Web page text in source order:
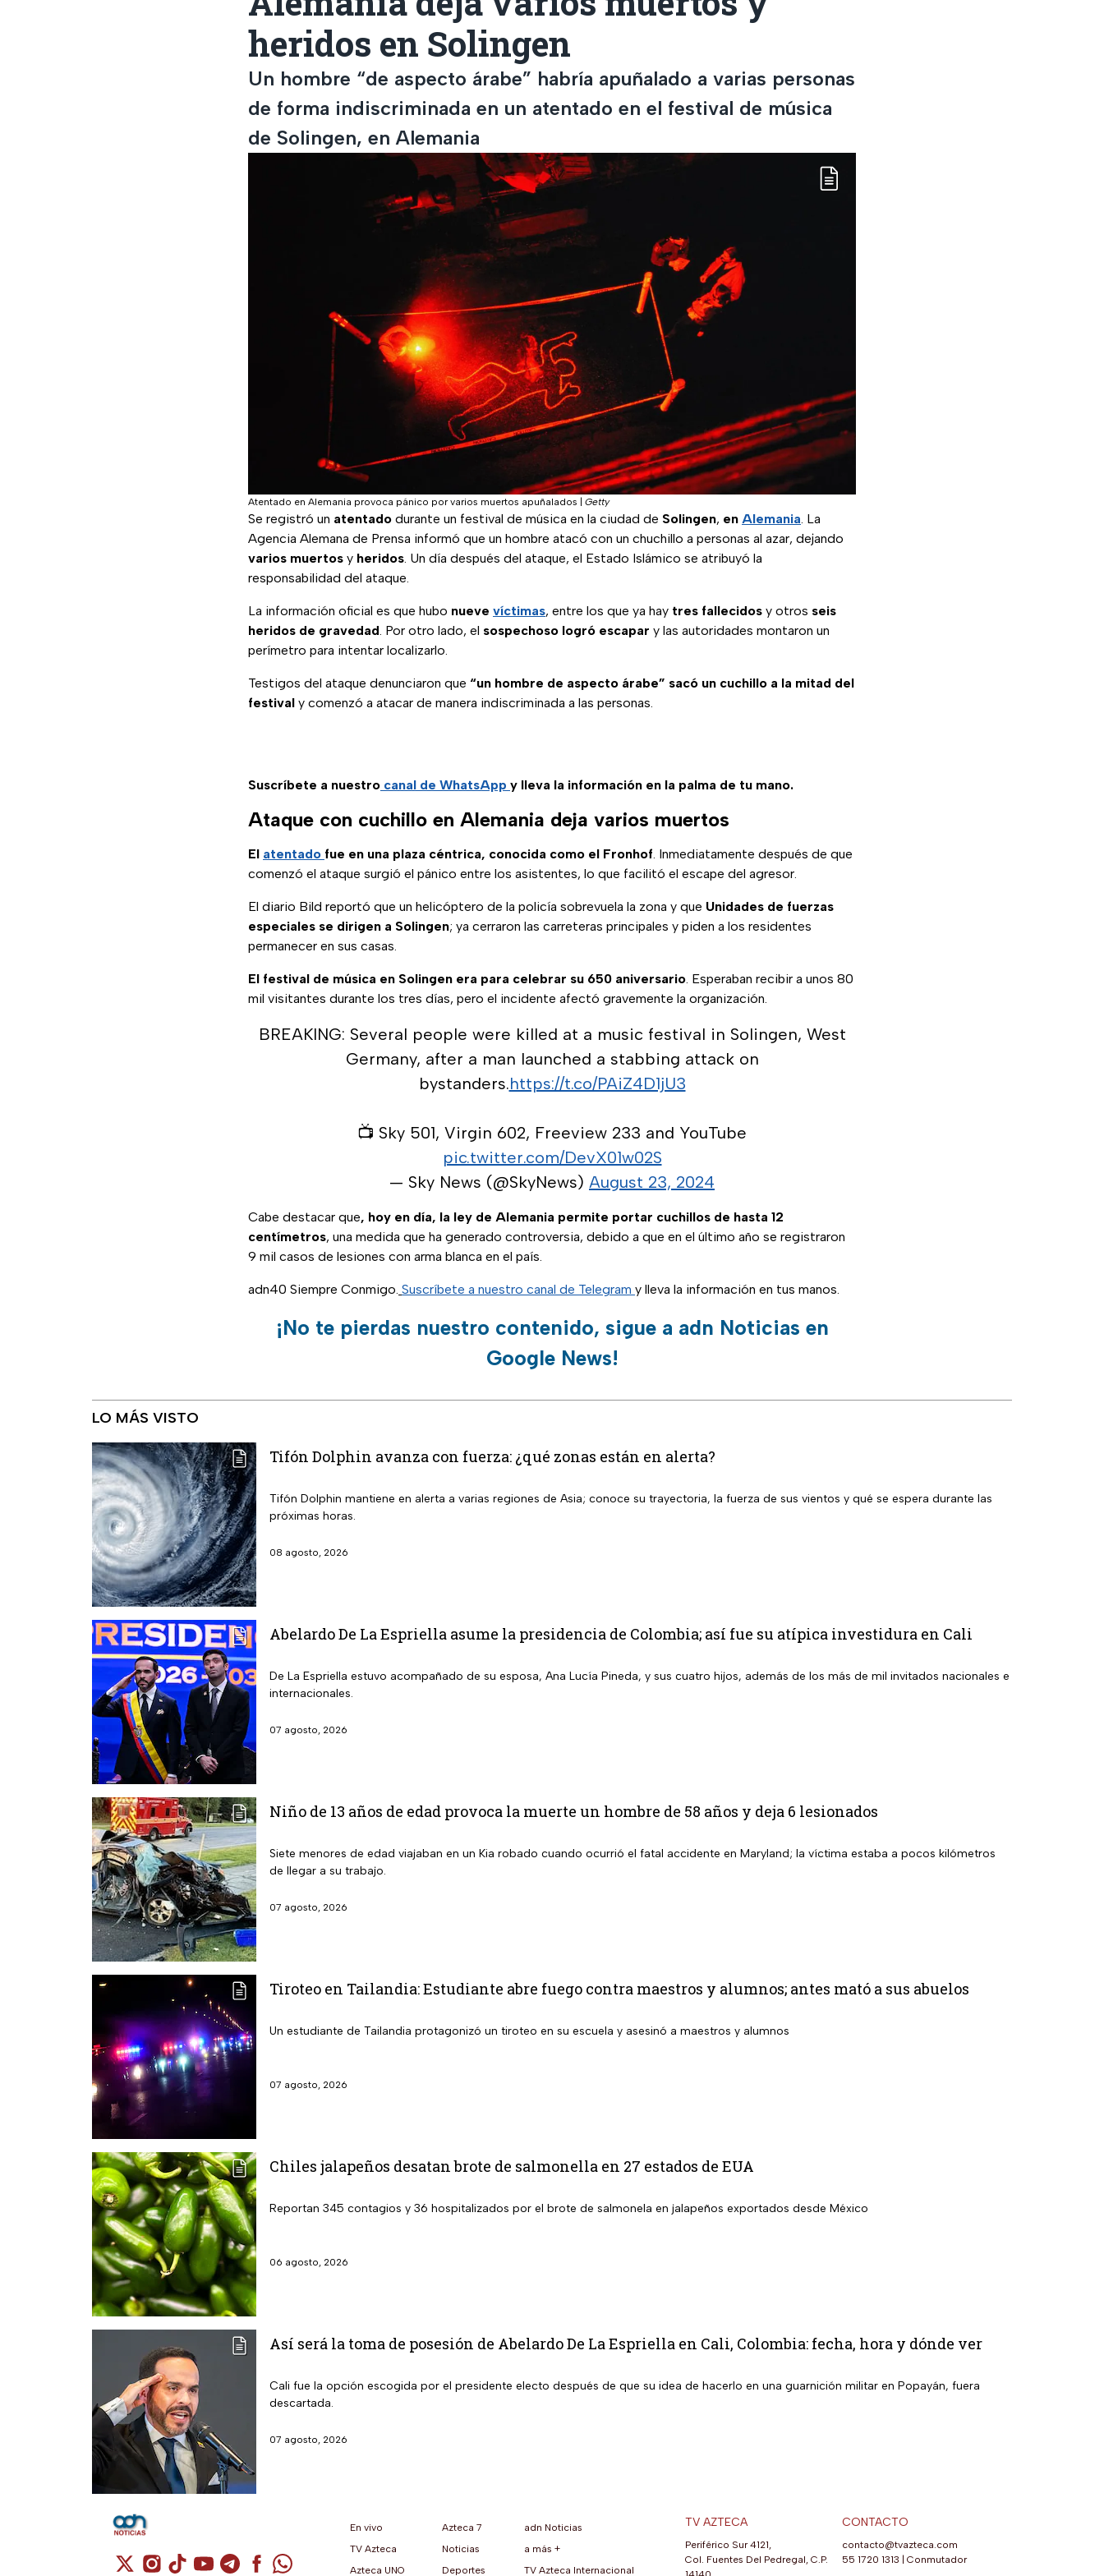
heridos en Solingen
Un hombre “de aspecto árabe” habría apuñalado a varias personas
de forma indiscriminada en un atentado en el festival de música
de Solingen, en Alemania
Atentado en Alemania provoca pánico por varios muertos apuñalados Getty
Se registró un atentado durante un festival de música en la ciudad de Solingen, en Alemania. La
Agencia Alemana de Prensa informó que un hombre atacó con un chuchillo a personas al azar, dejando
varios muertos y heridos. Un día después del ataque, el Estado Islámico se atribuyó la
responsabilidad del ataque.
La información oficial es que hubo nueve víctimas, entre los que ya hay tres fallecidos y otros seis
heridos de gravedad. Por otro lado, el sospechoso logró escapar y las autoridades montaron un
perímetro para intentar localizarlo.
Testigos del ataque denunciaron que “un hombre de aspecto árabe” sacó un cuchillo a la mitad del
festival y comenzó a atacar de manera indiscriminada a las personas.
Suscríbete a nuestro canal de WhatsApp y lleva la información en la palma de tu mano.
Ataque con cuchillo en Alemania deja varios muertos
El atentado fue en una plaza céntrica, conocida como el Fronhof. Inmediatamente después de que
comenzó el ataque surgió el pánico entre los asistentes, lo que facilitó el escape del agresor.
El diario Bild reportó que un helicóptero de la policía sobrevuela la zona y que Unidades de fuerzas
especiales se dirigen a Solingen; ya cerraron las carreteras principales y piden a los residentes
permanecer en sus casas.
El festival de música en Solingen era para celebrar su 650 aniversario. Esperaban recibir a unos 80
mil visitantes durante los tres días, pero el incidente afectó gravemente la organización.
BREAKING: Several people were killed at a music festival in Solingen, West
Germany, after a man launched a stabbing attack on
bystanders.https://t.co/PAiZ4D1jU3
📺 Sky 501, Virgin 602, Freeview 233 and YouTube
pic.twitter.com/DevX01w02S
— Sky News (@SkyNews) August 23, 2024
Cabe destacar que, hoy en día, la ley de Alemania permite portar cuchillos de hasta 12
centímetros, una medida que ha generado controversia, debido a que en el último año se registraron
9 mil casos de lesiones con arma blanca en el país.
adn40 Siempre Conmigo. Suscríbete a nuestro canal de Telegram y lleva la información en tus manos.
¡No te pierdas nuestro contenido, sigue a adn Noticias en
Google News!
LO MÁS VISTO
Tifón Dolphin avanza con fuerza: ¿qué zonas están en alerta?
Tifón Dolphin mantiene en alerta a varias regiones de Asia; conoce su trayectoria, la fuerza de sus vientos y qué se espera durante las
próximas horas.
08 agosto, 2026
Abelardo De La Espriella asume la presidencia de Colombia; así fue su atípica investidura en Cali
De La Espriella estuvo acompañado de su esposa, Ana Lucía Pineda, y sus cuatro hijos, además de los más de mil invitados nacionales e
internacionales.
07 agosto, 2026
Niño de 13 años de edad provoca la muerte un hombre de 58 años y deja 6 lesionados
Siete menores de edad viajaban en un Kia robado cuando ocurrió el fatal accidente en Maryland; la víctima estaba a pocos kilómetros
de llegar a su trabajo.
07 agosto, 2026
Tiroteo en Tailandia: Estudiante abre fuego contra maestros y alumnos; antes mató a sus abuelos
Un estudiante de Tailandia protagonizó un tiroteo en su escuela y asesinó a maestros y alumnos
07 agosto, 2026
Chiles jalapeños desatan brote de salmonella en 27 estados de EUA
Reportan 345 contagios y 36 hospitalizados por el brote de salmonela en jalapeños exportados desde México
06 agosto, 2026
Así será la toma de posesión de Abelardo De La Espriella en Cali, Colombia: fecha, hora y dónde ver
Cali fue la opción escogida por el presidente electo después de que su idea de hacerlo en una guarnición militar en Popayán, fuera
descartada.
07 agosto, 2026
Cuenta de X / Twitter (se abre en una nueva pestaña)
Cuenta de Instagram (se abre en una nueva pestaña)
Cuenta de TikTok (se abre en una nueva pestaña)
Cuenta de YouTube (se abre en una nueva pestaña)
Cuenta de Telegram (se abre en una nueva pestaña)
Cuenta de Facebook (se abre en una nueva pestaña)
Cuenta de WhatsApp (se abre en una nueva pestaña)
En vivo
TV Azteca
Azteca UNO
Azteca 7
Noticias
Deportes
adn Noticias
a más +
TV Azteca Internacional
TV AZTECA
Periférico Sur 4121,
Col. Fuentes Del Pedregal, C.P.
CONTACTO
contacto@tvazteca.com
55 1720 1313
Conmutador